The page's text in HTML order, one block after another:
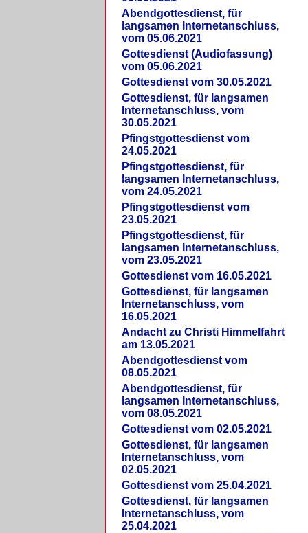
Abendgottesdienst, für
langsamen Internetanschluss,
vom 05.06.2021
Gottesdienst (Audiofassung)
vom 05.06.2021
Gottesdienst vom 30.05.2021
Gottesdienst, für langsamen
Internetanschluss, vom
30.05.2021
Pfingstgottesdienst vom
24.05.2021
Pfingstgottesdienst, für
langsamen Internetanschluss,
vom 24.05.2021
Pfingstgottesdienst vom
23.05.2021
Pfingstgottesdienst, für
langsamen Internetanschluss,
vom 23.05.2021
Gottesdienst vom 16.05.2021
Gottesdienst, für langsamen
Internetanschluss, vom
16.05.2021
Andacht zu Christi Himmelfahrt
am 13.05.2021
Abendgottesdienst vom
08.05.2021
Abendgottesdienst, für
langsamen Internetanschluss,
vom 08.05.2021
Gottesdienst vom 02.05.2021
Gottesdienst, für langsamen
Internetanschluss, vom
02.05.2021
Gottesdienst vom 25.04.2021
Gottesdienst, für langsamen
Internetanschluss, vom
25.04.2021